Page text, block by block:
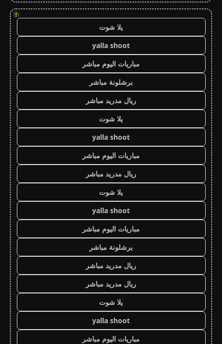
!
يلا شوت
yalla shoot
مباريات اليوم مباشر
برشلونة مباشر
ريال مدريد مباشر
يلا شوت
yalla shoot
مباريات اليوم مباشر
ريال مدريد مباشر
يلا شوت
yalla shoot
مباريات اليوم مباشر
برشلونة مباشر
ريال مدريد مباشر
ريال مدريد مباشر
يلا شوت
yalla shoot
مباريات اليوم مباشر